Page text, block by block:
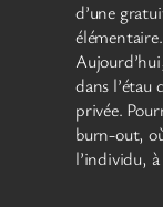
d’une
élémentaire.
dans l’étau
privée.
burn-out,
l’individu,